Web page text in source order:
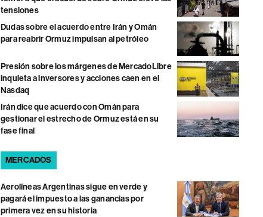
tensiones
Dudas sobre el acuerdo entre Irán y Omán
para reabrir Ormuz impulsan al petróleo
Presión sobre los márgenes de MercadoLibre
inquieta a inversores y acciones caen en el
Nasdaq
Irán dice que acuerdo con Omán para
gestionar el estrecho de Ormuz está en su
fase final
MERCADOS
Aerolíneas Argentinas sigue en verde y
pagará el impuesto a las ganancias por
primera vez en su historia